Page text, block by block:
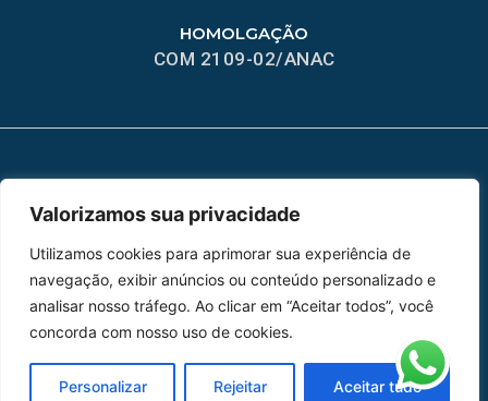
Valorizamos sua privacidade
Utilizamos cookies para aprimorar sua experiência de
navegação, exibir anúncios ou conteúdo personalizado e
analisar nosso tráfego. Ao clicar em “Aceitar todos”, você
concorda com nosso uso de cookies.
Personalizar Rejeitar Aceitar tudo
HOMOLGAÇÃO
COM 2109-02/ANAC
Peças
Catálogo de Aplicações
Oficina de Mangueiras